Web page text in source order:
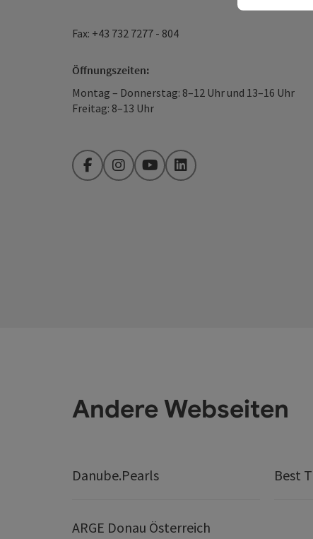
Fax: +43 732 7277 - 804
Öffnungszeiten:
Montag – Donnerstag: 8–12 Uhr und 13–16 Uhr
Freitag: 8–13 Uhr
FacebookInstagramYouTubeLinkedIn
Andere Webseiten
Danube.Pearls Best
ARGE Donau Österreich